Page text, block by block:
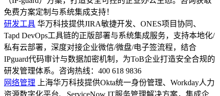
免费方案定制与系统集成支持！
研发工具 华万科技提供JIRA敏捷开发、ONES项目协同、
Tapd DevOps工具链的正版部署与系统集成服务，支持本地化/
私有云部署，深度对接企业微信/微盘/电子签流程，结合
IPguard代码审计与数据加密机制，为ToB企业打造安全合规的
研发管理体系。咨询热线：400 618 9836
网络管理
上海华万科技提供Okta统一身份管理、Workday人力